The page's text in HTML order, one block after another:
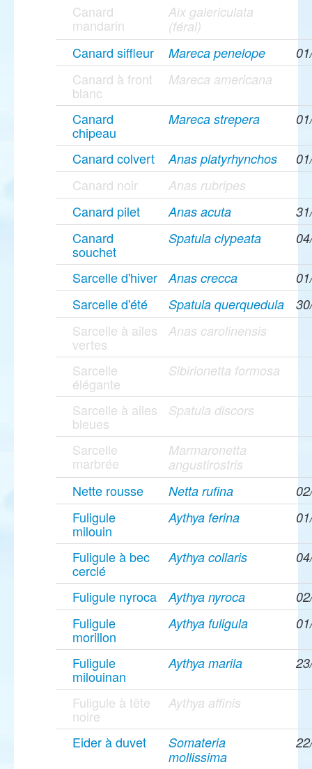
Canard
mandarin
Aix galericulata
(féral)
Canard siffleur Mareca penelope
Canard à front
blanc
Mareca americana
Canard
chipeau
Mareca strepera
Canard colvert Anas platyrhynchos
Canard noir Anas rubripes
Canard pilet Anas acuta
Canard
souchet
Spatula clypeata
Sarcelle d'hiver Anas crecca
Sarcelle d'été Spatula querquedula
Sarcelle à ailes
vertes
Anas carolinensis
Sarcelle
élégante
Sibirionetta formosa
Sarcelle à ailes
bleues
Spatula discors
Sarcelle
marbrée
Marmaronetta
angustirostris
Nette rousse Netta rufina
Fuligule
milouin
Aythya ferina
Fuligule à bec
cerclé
Aythya collaris
Fuligule nyroca Aythya nyroca
Fuligule
morillon
Aythya fuligula
Fuligule
milouinan
Aythya marila
Fuligule à tête
noire
Aythya affinis
Eider à duvet
Somateria
mollissima